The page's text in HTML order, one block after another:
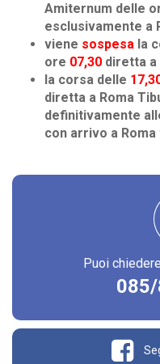
Amiternum delle
esclusivamente a
viene sospesa la
ore 07,30 diretta a
la corsa delle
diretta a Roma
definitivamente
con arrivo a
Puoi